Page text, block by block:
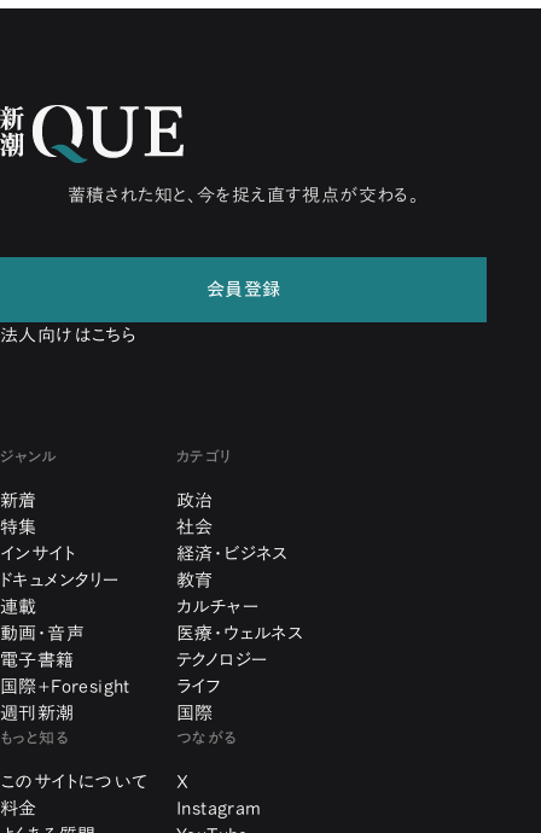
蓄積された知と、今を捉え直す視点が交わる。
会員登録
法人向けはこちら
ジャンル
新着
特集
インサイト
ドキュメンタリー
連載
動画・音声
電子書籍
国際+Foresight
週刊新潮
カテゴリ
政治
社会
経済・ビジネス
教育
カルチャー
医療・ウェルネス
テクノロジー
ライフ
国際
もっと知る
このサイトについて
料金
つながる
X
Instagram